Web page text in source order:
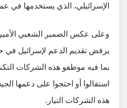
الإسرائيلي، الذي يستخدمها في
وعلى عكس الضمير الشعبي
يرفض تقديم الدعم لإسرائيل في
بما فيه موظفو هذه الشركات
استقالوا أو احتجوا على دعمها
هذه الشركات التيار.